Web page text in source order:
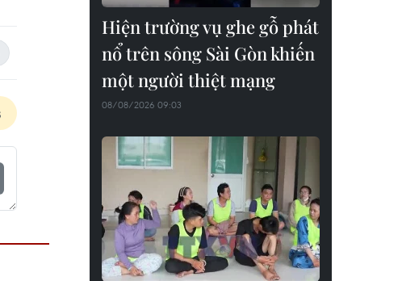
Hiện trường vụ ghe gỗ phát
nổ trên sông Sài Gòn khiến
một người thiệt mạng
08/08/2026 09:03